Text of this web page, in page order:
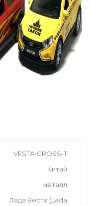
VESTA-CROSS-T
Китай
металл
Лада Веста (Lada